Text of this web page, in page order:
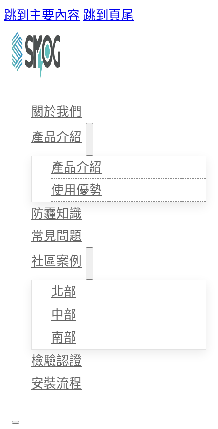
跳到主要內容 跳到頁尾
關於我們
產品介紹
產品介紹
使用優勢
防霾知識
常見問題
社區案例
北部
中部
南部
檢驗認證
安裝流程